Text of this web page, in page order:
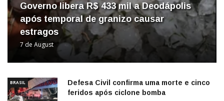
Governo libera R$ 433 mil a Deodápolis
após temporal de granizo causar
estragos
7 de August
BRASIL
Defesa Civil confirma uma morte e cinco
feridos após ciclone bomba